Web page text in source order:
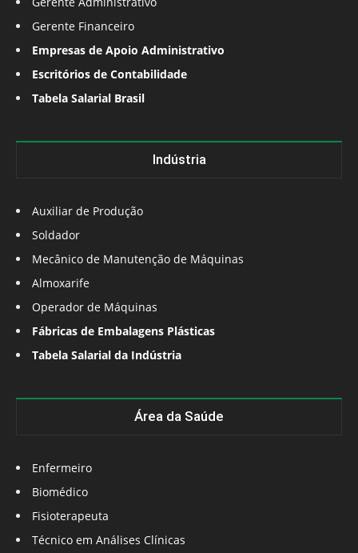
Gerente Financeiro
Empresas de Apoio Administrativo
Escritórios de Contabilidade
Tabela Salarial Brasil
Indústria
Auxiliar de Produção
Soldador
Mecânico de Manutenção de Máquinas
Almoxarife
Operador de Máquinas
Fábricas de Embalagens Plásticas
Tabela Salarial da Indústria
Área da Saúde
Enfermeiro
Biomédico
Fisioterapeuta
Técnico em Análises Clínicas